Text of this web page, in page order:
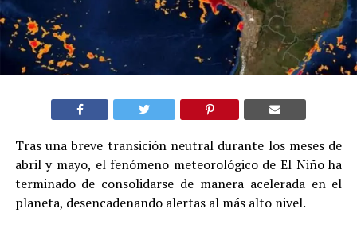
Tras una breve transición neutral durante los meses de
abril y mayo, el fenómeno meteorológico de El Niño ha
terminado de consolidarse de manera acelerada en el
planeta, desencadenando alertas al más alto nivel.